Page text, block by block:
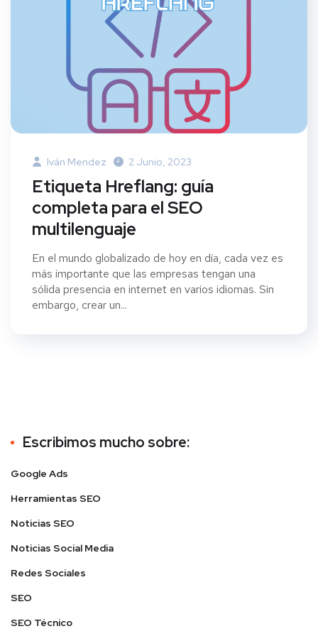
Iván Mendez 2 Junio, 2023
Etiqueta Hreflang: guía
completa para el SEO
multilenguaje
En el mundo globalizado de hoy en día, cada vez es
más importante que las empresas tengan una
sólida presencia en internet en varios idiomas. Sin
embargo, crear un...
Escribimos mucho sobre:
Google Ads
Herramientas SEO
Noticias SEO
Noticias Social Media
Redes Sociales
SEO
SEO Técnico